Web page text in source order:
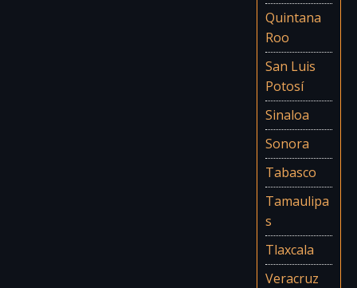
Quintana
Roo
San Luis
Potosí
Sinaloa
Sonora
Tabasco
Tamaulipa
s
Tlaxcala
Veracruz